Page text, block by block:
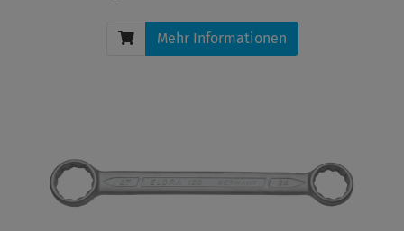
Mehr Informationen